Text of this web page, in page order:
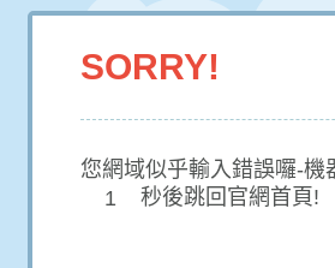
SORRY!
您網域似乎輸入錯誤囉-機
1
秒後跳回官網首頁!